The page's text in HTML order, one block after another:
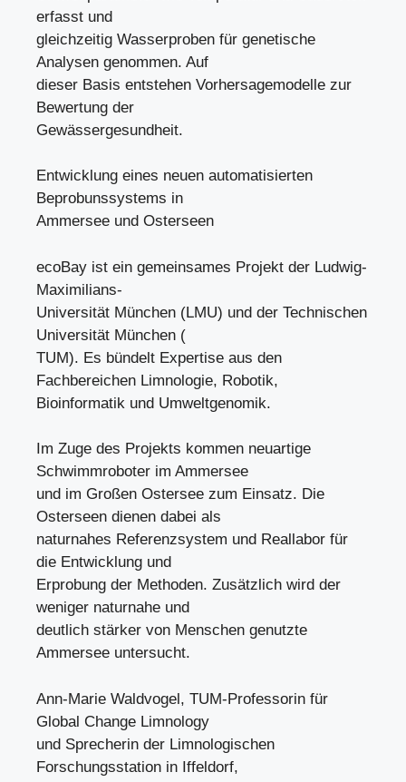
erfasst und
gleichzeitig Wasserproben für genetische
Analysen genommen. Auf
dieser Basis entstehen Vorhersagemodelle zur
Bewertung der
Gewässergesundheit.
Entwicklung eines neuen automatisierten
Beprobunssystems in
Ammersee und Osterseen
ecoBay ist ein gemeinsames Projekt der Ludwig-
Maximilians-
Universität München (LMU) und der Technischen
Universität München (
TUM). Es bündelt Expertise aus den
Fachbereichen Limnologie, Robotik,
Bioinformatik und Umweltgenomik.
Im Zuge des Projekts kommen neuartige
Schwimmroboter im Ammersee
und im Großen Ostersee zum Einsatz. Die
Osterseen dienen dabei als
naturnahes Referenzsystem und Reallabor für
die Entwicklung und
Erprobung der Methoden. Zusätzlich wird der
weniger naturnahe und
deutlich stärker von Menschen genutzte
Ammersee untersucht.
Ann-Marie Waldvogel, TUM-Professorin für
Global Change Limnology
und Sprecherin der Limnologischen
Forschungsstation in Iffeldorf,